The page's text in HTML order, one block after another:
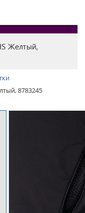
Желтый,
8783245